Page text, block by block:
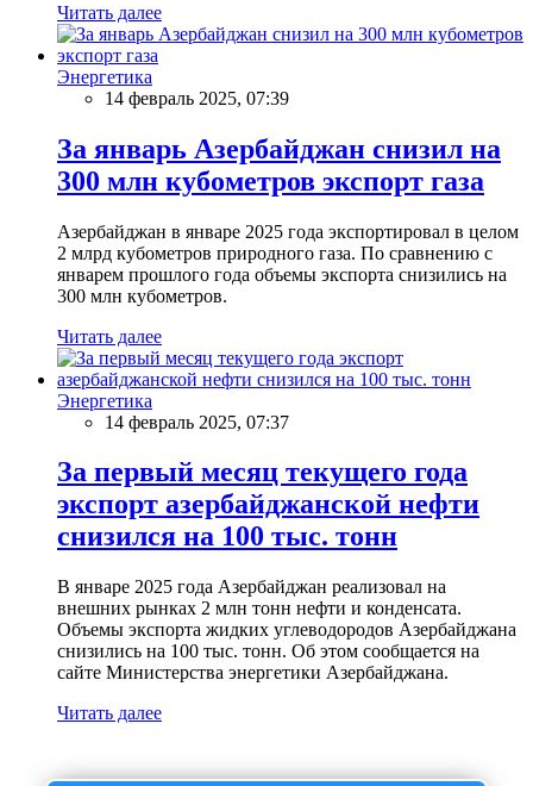
Читать далее
Энергетика
14 февраль 2025, 07:39
За январь Азербайджан снизил на
300 млн кубометров экспорт газа
Азербайджан в январе 2025 года экспортировал в целом
2 млрд кубометров природного газа. По сравнению с
январем прошлого года объемы экспорта снизились на
300 млн кубометров.
Читать далее
Энергетика
14 февраль 2025, 07:37
За первый месяц текущего года
экспорт азербайджанской нефти
снизился на 100 тыс. тонн
В январе 2025 года Азербайджан реализовал на
внешних рынках 2 млн тонн нефти и конденсата.
Объемы экспорта жидких углеводородов Азербайджана
снизились на 100 тыс. тонн. Об этом сообщается на
сайте Министерства энергетики Азербайджана.
Читать далее